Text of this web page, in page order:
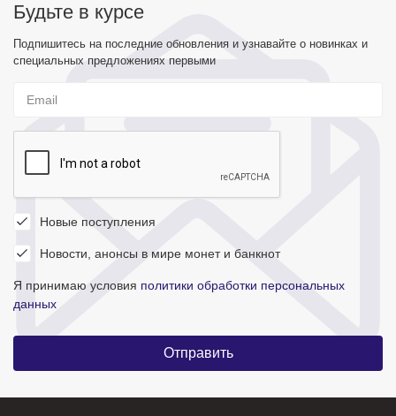
Будьте в курсе
Подпишитесь на последние обновления и узнавайте о новинках и
специальных предложениях первыми
Новые поступления
Новости, анонсы в мире монет и банкнот
Я принимаю условия политики обработки персональных
данных